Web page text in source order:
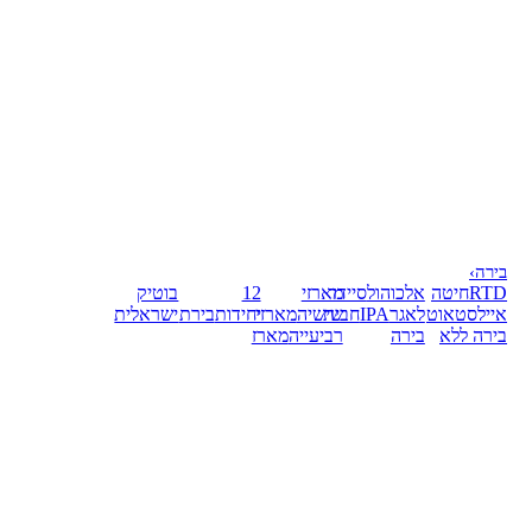
בירה›
RTDחיטה
איילסטאוט
בירה ללא
אלכוהולסיידר
לאגרIPAחבית
בירה
מארזי
שישיהמארזי
רביעייהמארז
12
יחידותבירת
בוטיק
ישראלית